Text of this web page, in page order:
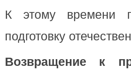
К этому времени
подготовку
Возвращение к